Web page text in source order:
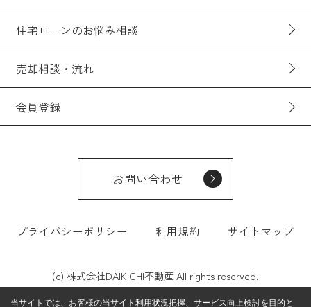
住宅ローンのお悩み相談
売却相談・流れ
会員登録
お問い合わせ
プライバシーポリシー 利用規約 サイトマップ
(c) 株式会社DAIKICHI不動産 All rights reserved.
当サイトでは、お客様の当サイト利用状況把握、サービス向上検討を目的と